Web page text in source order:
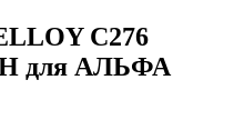
C276
для АЛЬФА